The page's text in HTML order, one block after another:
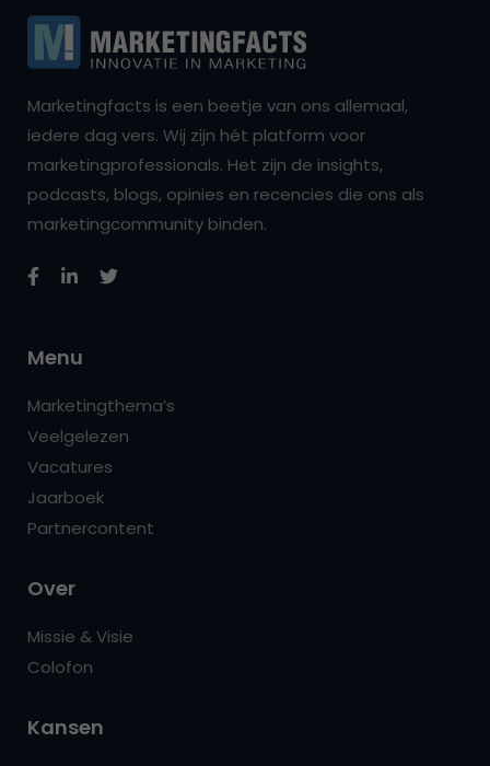
Marketingfacts is een beetje van ons allemaal,
iedere dag vers. Wij zijn hét platform voor
marketingprofessionals. Het zijn de insights,
podcasts, blogs, opinies en recencies die ons als
marketingcommunity binden.
Menu
Marketingthema’s
Veelgelezen
Vacatures
Jaarboek
Partnercontent
Over
Missie & Visie
Colofon
Kansen